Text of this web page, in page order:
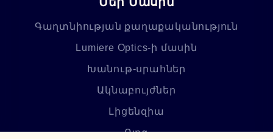
Գաղտնիության քաղաքականություն
Lumiere Optics-ի մասին
Խանութ-սրահներ
Ակնաբույժներ
Լիցենզիա
Բլոգ